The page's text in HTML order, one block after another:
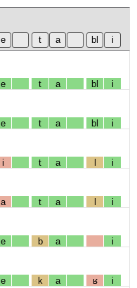
e t a bl i
e t a bl i
i t a l i
a t a l i
e b a i
e k a ʁ i